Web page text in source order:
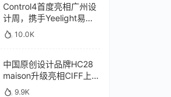
Control4首度亮相广州设
计周，携手Yeelight易来
深化本土战略
10.0K
中国原创设计品牌HC28
maison升级亮相CIFF上
海，汇聚设计巨擘
9.9K